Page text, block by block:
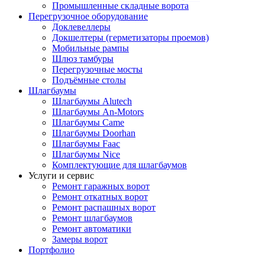
Промышленные складные ворота
Перегрузочное оборудование
Доклевеллеры
Докшелтеры (герметизаторы проемов)
Мобильные рампы
Шлюз тамбуры
Перегрузочные мосты
Подъёмные столы
Шлагбаумы
Шлагбаумы Alutech
Шлагбаумы An-Motors
Шлагбаумы Came
Шлагбаумы Doorhan
Шлагбаумы Faac
Шлагбаумы Nice
Комплектующие для шлагбаумов
Услуги и сервис
Ремонт гаражных ворот
Ремонт откатных ворот
Ремонт распашных ворот
Ремонт шлагбаумов
Ремонт автоматики
Замеры ворот
Портфолио